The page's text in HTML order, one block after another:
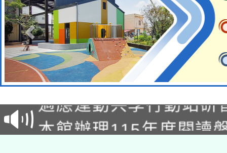
本校115學年度第2次
招)
本館辦理115年度閱讀